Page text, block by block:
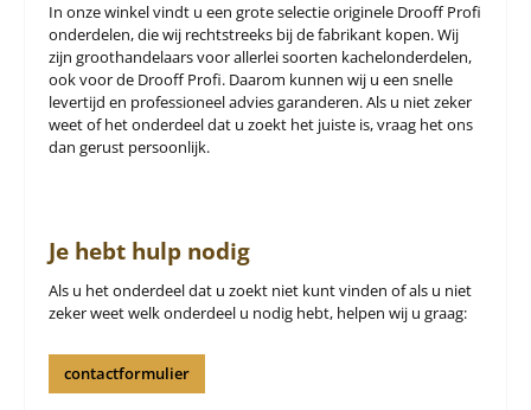
In onze winkel vindt u een grote selectie originele Drooff Profi
onderdelen, die wij rechtstreeks bij de fabrikant kopen. Wij
zijn groothandelaars voor allerlei soorten kachelonderdelen,
ook voor de Drooff Profi. Daarom kunnen wij u een snelle
levertijd en professioneel advies garanderen. Als u niet zeker
weet of het onderdeel dat u zoekt het juiste is, vraag het ons
dan gerust persoonlijk.
Je hebt hulp nodig
Als u het onderdeel dat u zoekt niet kunt vinden of als u niet
zeker weet welk onderdeel u nodig hebt, helpen wij u graag:
contactformulier